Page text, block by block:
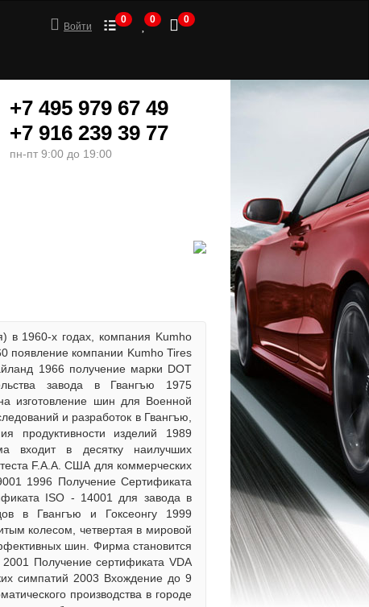
Войти
0 0 0
+7 495 979 67 49
+7 916 239 39 77
пн-пт 9:00 до 19:00
в 1960-х годах, компания Kumho
появление компании Kumho Tires
1966 получение марки DOT
завода в Гвангъю 1975
изготовление шин для Военной
и разработок в Гвангъю,
продуктивности изделий 1989
входит в десятку наилучших
F.A.A. США для коммерческих
1996 Получение Сертификата
ISO - 14001 для завода в
в Гвангъю и Гоксеонгу 1999
колесом, четвертая в мировой
шин. Фирма становится
Получение сертификата VDA
симпатий 2003 Вхождение до 9
производства в городе